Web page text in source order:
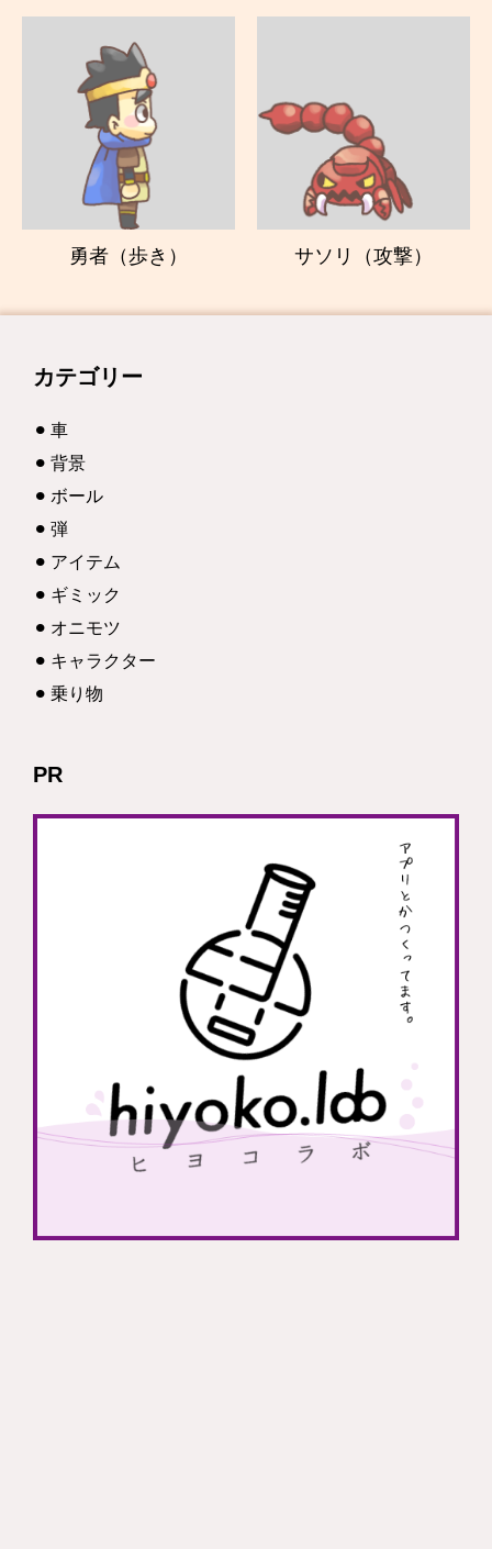
勇者（歩き） サソリ（攻撃）
カテゴリー
車
背景
ボール
弾
アイテム
ギミック
オニモツ
キャラクター
乗り物
PR